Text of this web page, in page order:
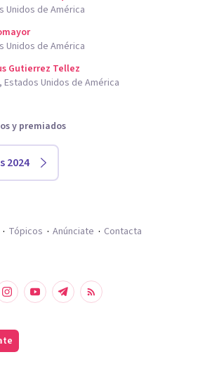
Unidos de América
Unidos de América
Gutierrez Tellez
Estados Unidos de América
y premiados
2024
Tópicos Anúnciate Contacta